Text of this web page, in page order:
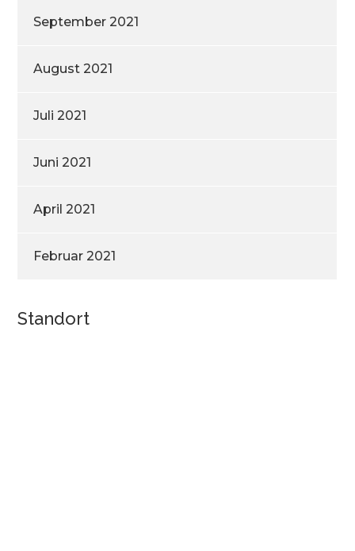
September 2021
August 2021
Juli 2021
Juni 2021
April 2021
Februar 2021
Standort